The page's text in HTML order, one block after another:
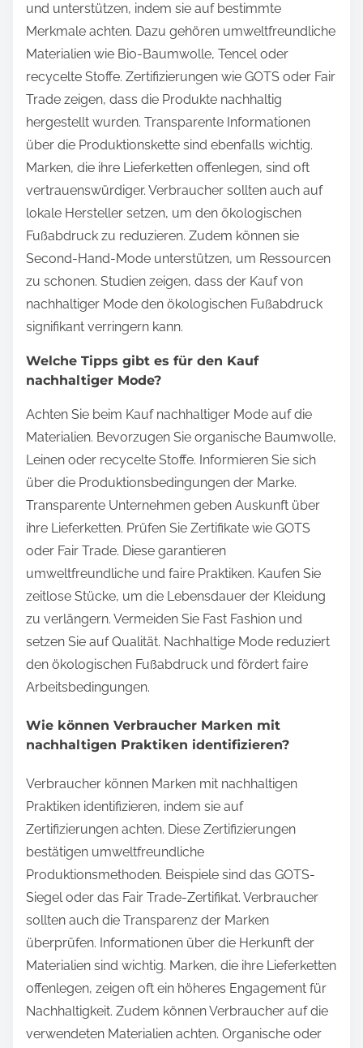
und unterstützen, indem sie auf bestimmte
Merkmale achten. Dazu gehören umweltfreundliche
Materialien wie Bio-Baumwolle, Tencel oder
recycelte Stoffe. Zertifizierungen wie GOTS oder Fair
Trade zeigen, dass die Produkte nachhaltig
hergestellt wurden. Transparente Informationen
über die Produktionskette sind ebenfalls wichtig.
Marken, die ihre Lieferketten offenlegen, sind oft
vertrauenswürdiger. Verbraucher sollten auch auf
lokale Hersteller setzen, um den ökologischen
Fußabdruck zu reduzieren. Zudem können sie
Second-Hand-Mode unterstützen, um Ressourcen
zu schonen. Studien zeigen, dass der Kauf von
nachhaltiger Mode den ökologischen Fußabdruck
signifikant verringern kann.
Welche Tipps gibt es für den Kauf
nachhaltiger Mode?
Achten Sie beim Kauf nachhaltiger Mode auf die
Materialien. Bevorzugen Sie organische Baumwolle,
Leinen oder recycelte Stoffe. Informieren Sie sich
über die Produktionsbedingungen der Marke.
Transparente Unternehmen geben Auskunft über
ihre Lieferketten. Prüfen Sie Zertifikate wie GOTS
oder Fair Trade. Diese garantieren
umweltfreundliche und faire Praktiken. Kaufen Sie
zeitlose Stücke, um die Lebensdauer der Kleidung
zu verlängern. Vermeiden Sie Fast Fashion und
setzen Sie auf Qualität. Nachhaltige Mode reduziert
den ökologischen Fußabdruck und fördert faire
Arbeitsbedingungen.
Wie können Verbraucher Marken mit
nachhaltigen Praktiken identifizieren?
Verbraucher können Marken mit nachhaltigen
Praktiken identifizieren, indem sie auf
Zertifizierungen achten. Diese Zertifizierungen
bestätigen umweltfreundliche
Produktionsmethoden. Beispiele sind das GOTS-
Siegel oder das Fair Trade-Zertifikat. Verbraucher
sollten auch die Transparenz der Marken
überprüfen. Informationen über die Herkunft der
Materialien sind wichtig. Marken, die ihre Lieferketten
offenlegen, zeigen oft ein höheres Engagement für
Nachhaltigkeit. Zudem können Verbraucher auf die
verwendeten Materialien achten. Organische oder